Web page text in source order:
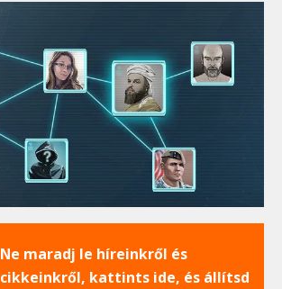
Ne maradj le híreinkről és
cikkeinkről, kattints ide, és állítsd